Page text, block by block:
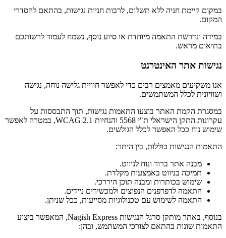
במקום קיימת חניה ללא תשלום, לרבות חניות נגישות, בהתאם להסדרי
המקום.
במידה ונדרשת התאמה מיוחדת או סיוע נוסף, נשמח לעמוד לרשותכם
בתיאום מראש.
נגישות אתר האינטרנט
אנו משקיעים מאמצים רבים כדי לאפשר חוויית גלישה נוחה, נגישה
ושוויונית לכלל המשתמשים.
במסגרת הקמת האתר בוצעו התאמות נגישות, תוך התבססות על
עקרונות התקן הישראלי ת"י 5568 והנחיות WCAG 2.1, במטרה לאפשר
שימוש נוח ככל האפשר לכלל הגולשים.
התאמות הנגישות כוללות, בין היתר:
מבנה אתר ברור ונוח לניווט.
תמיכה בניווט באמצעות מקלדת.
שימוש בכותרות ומבנה תוכן היררכי.
התאמה לדפדפנים הנפוצים ולמכשירים ניידים.
התאמה לשימוש עם טכנולוגיות מסייעות, ככל שניתן.
בנוסף, באתר מותקן סרגל הנגישות Nagish Express, המאפשר ביצוע
התאמות שונות בהתאם לצורכי המשתמש, ובהן: